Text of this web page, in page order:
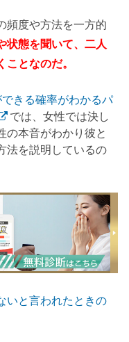
頻度や方法を一方的
状態を聞いて、二人
となのだ。
きる確率がわかるパ
では、女性では決し
の本音がわかり彼と
法を説明しているの
いと言われたときの